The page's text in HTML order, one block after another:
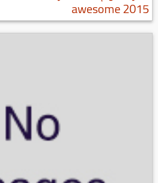
awesome 2015